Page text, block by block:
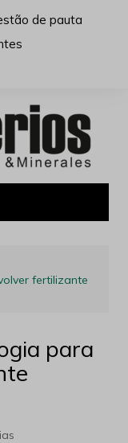
de pauta
fertilizante
para